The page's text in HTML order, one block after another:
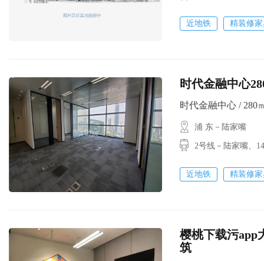
近地铁 精装修
时代金融中心
时代金融中心 / 280
浦 东－陆家嘴
2号线－陆家嘴、
近地铁 精装修
樱桃下载污app大
筑